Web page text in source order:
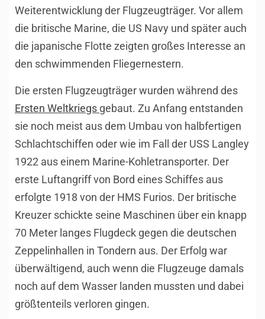
Weiterentwicklung der Flugzeugträger. Vor allem
die britische Marine, die US Navy und später auch
die japanische Flotte zeigten großes Interesse an
den schwimmenden Fliegernestern.
Die ersten Flugzeugträger wurden während des
Ersten Weltkriegs gebaut. Zu Anfang entstanden
sie noch meist aus dem Umbau von halbfertigen
Schlachtschiffen oder wie im Fall der USS Langley
1922 aus einem Marine-Kohletransporter. Der
erste Luftangriff von Bord eines Schiffes aus
erfolgte 1918 von der HMS Furios. Der britische
Kreuzer schickte seine Maschinen über ein knapp
70 Meter langes Flugdeck gegen die deutschen
Zeppelinhallen in Tondern aus. Der Erfolg war
überwältigend, auch wenn die Flugzeuge damals
noch auf dem Wasser landen mussten und dabei
größtenteils verloren gingen.